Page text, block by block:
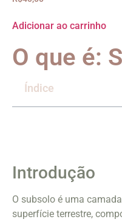
Adicionar ao carrinho
O que é:
Índice
Introdução
O subsolo é uma
superfície terrestre,